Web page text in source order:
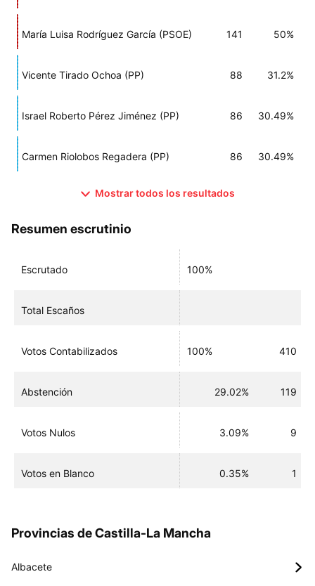
María Luisa Rodríguez García (PSOE) 141 50%
Vicente Tirado Ochoa (PP) 88 31.2%
Israel Roberto Pérez Jiménez (PP) 86 30.49%
Carmen Riolobos Regadera (PP) 86 30.49%
Mostrar todos los resultados
Resumen escrutinio
Escrutado 100%
Total Escaños
Votos Contabilizados 100% 410
Abstención 29.02% 119
Votos Nulos 3.09% 9
Votos en Blanco 0.35% 1
Provincias de Castilla-La Mancha
Albacete